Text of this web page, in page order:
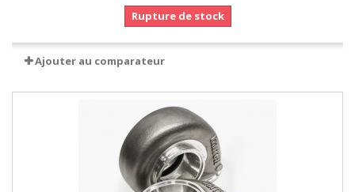
Rupture de stock
Ajouter au comparateur